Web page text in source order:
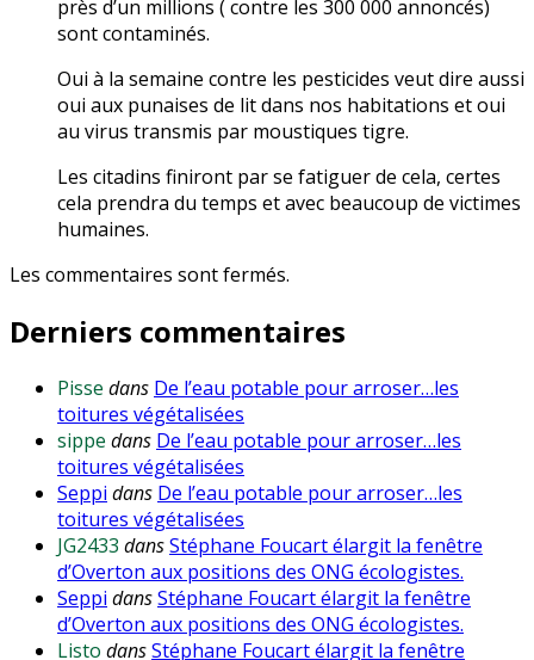
près d’un millions ( contre les 300 000 annoncés)
sont contaminés.
Oui à la semaine contre les pesticides veut dire aussi
oui aux punaises de lit dans nos habitations et oui
au virus transmis par moustiques tigre.
Les citadins finiront par se fatiguer de cela, certes
cela prendra du temps et avec beaucoup de victimes
humaines.
Les commentaires sont fermés.
Derniers commentaires
Pisse dans De l’eau potable pour arroser…les
toitures végétalisées
sippe dans De l’eau potable pour arroser…les
toitures végétalisées
Seppi dans De l’eau potable pour arroser…les
toitures végétalisées
JG2433 dansStéphane Foucart élargit la fenêtre
d’Overton aux positions des ONG écologistes.
Seppi dansStéphane Foucart élargit la fenêtre
d’Overton aux positions des ONG écologistes.
Listo dansStéphane Foucart élargit la fenêtre